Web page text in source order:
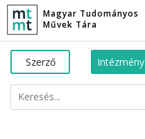
Magyar Tudományos
Művek Tára
Szerző Intézmény